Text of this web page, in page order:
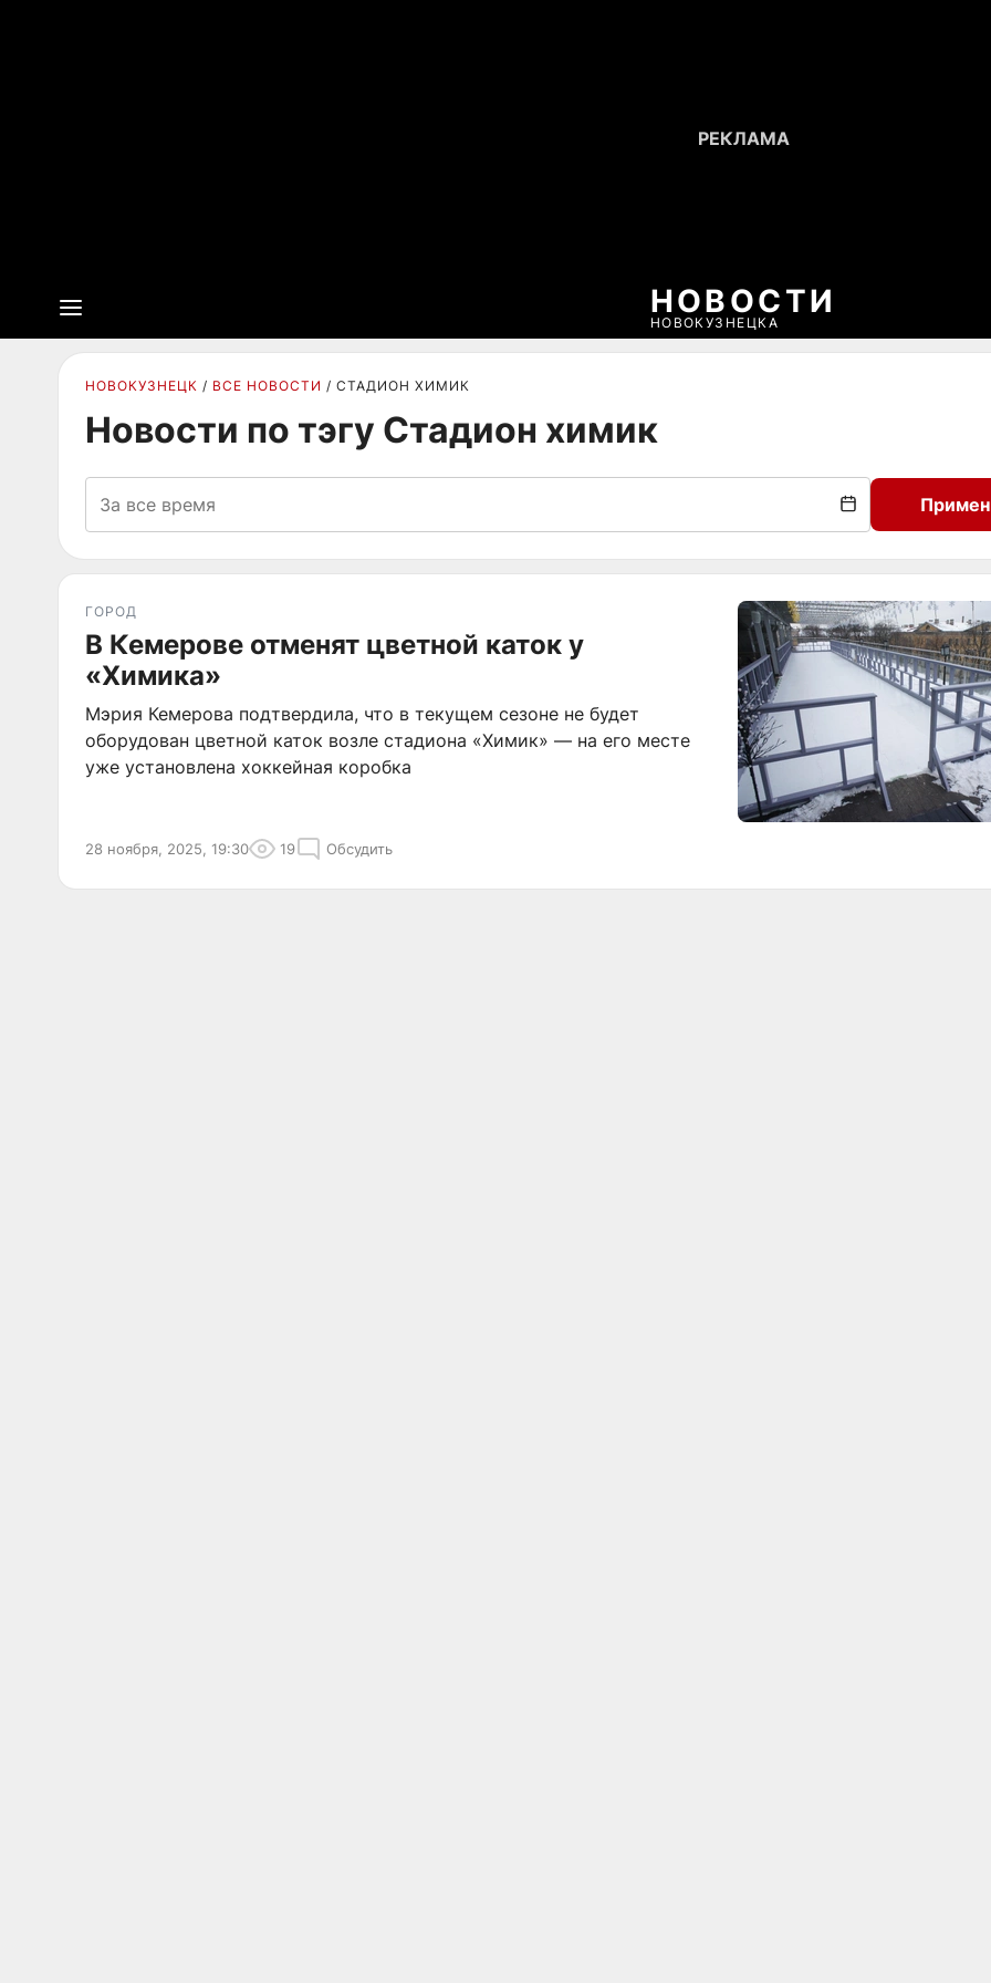
НОВОСТИ
НОВОКУЗНЕЦКА
НОВОКУЗНЕЦК ВСЕ НОВОСТИ СТАДИОН ХИМИК
Новости по тэгу Стадион химик
ГОРОД
В Кемерове отменят цветной каток у
«Химика»
Мэрия Кемерова подтвердила, что в текущем сезоне не будет
оборудован цветной каток возле стадиона «Химик» — на его месте
уже установлена хоккейная коробка
28 ноября, 2025, 19:30 19 Обсудить